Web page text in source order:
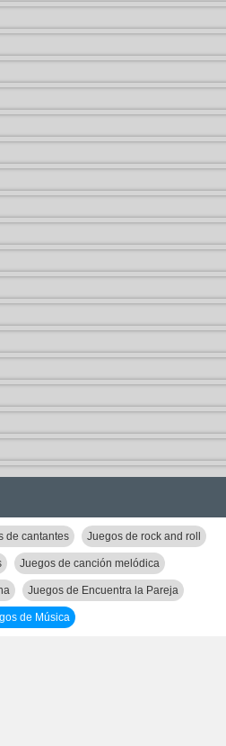
de cantantes Juegos de rock and roll
Juegos de canción melódica
Juegos de Encuentra la Pareja
de Música